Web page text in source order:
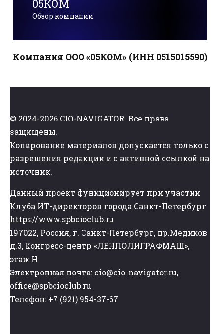
05КОМ
Обзор компании
Компания ООО «05КОМ» (ИНН 0515015590)
© 2024-2026 CIO-NAVIGATOR. Все права
защищены.
Копирование материалов допускается только с
разрешения редакции и с активной ссылкой на
источник.
Данный проект функционирует при участии
Клуба ИТ-директоров города Санкт-Петербург
https://www.spbcioclub.ru
197022, Россия, г. Санкт-Петербург, пр.Медиков
д.3, Конгресс-центр «ЛЕНПОЛИГРАФМАШ»,
этаж Н
Электронная почта: cio@cio-navigator.ru,
office@spbcioclub.ru
Телефон: +7 (921) 954-37-67